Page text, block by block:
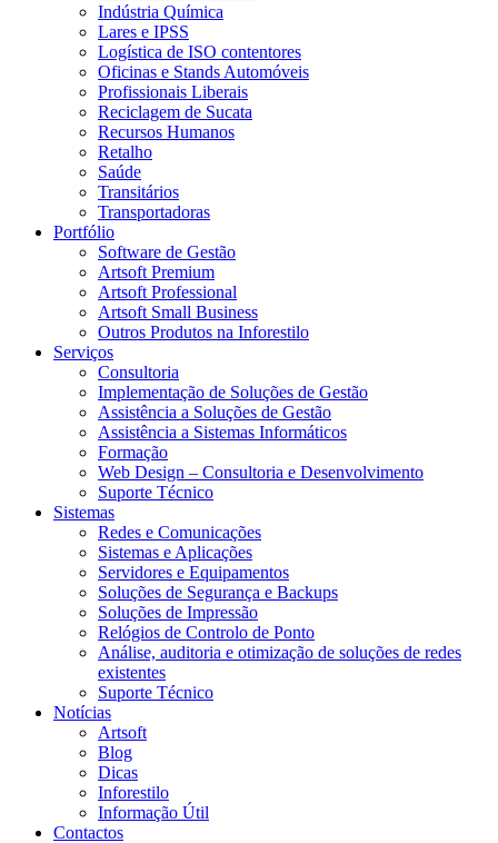
Indústria Química
Lares e IPSS
Logística de ISO contentores
Oficinas e Stands Automóveis
Profissionais Liberais
Reciclagem de Sucata
Recursos Humanos
Retalho
Saúde
Transitários
Transportadoras
Portfólio
Software de Gestão
Artsoft Premium
Artsoft Professional
Artsoft Small Business
Outros Produtos na Inforestilo
Serviços
Consultoria
Implementação de Soluções de Gestão
Assistência a Soluções de Gestão
Assistência a Sistemas Informáticos
Formação
Web Design – Consultoria e Desenvolvimento
Suporte Técnico
Sistemas
Redes e Comunicações
Sistemas e Aplicações
Servidores e Equipamentos
Soluções de Segurança e Backups
Soluções de Impressão
Relógios de Controlo de Ponto
Análise, auditoria e otimização de soluções de redes
existentes
Suporte Técnico
Notícias
Artsoft
Blog
Dicas
Inforestilo
Informação Útil
Contactos